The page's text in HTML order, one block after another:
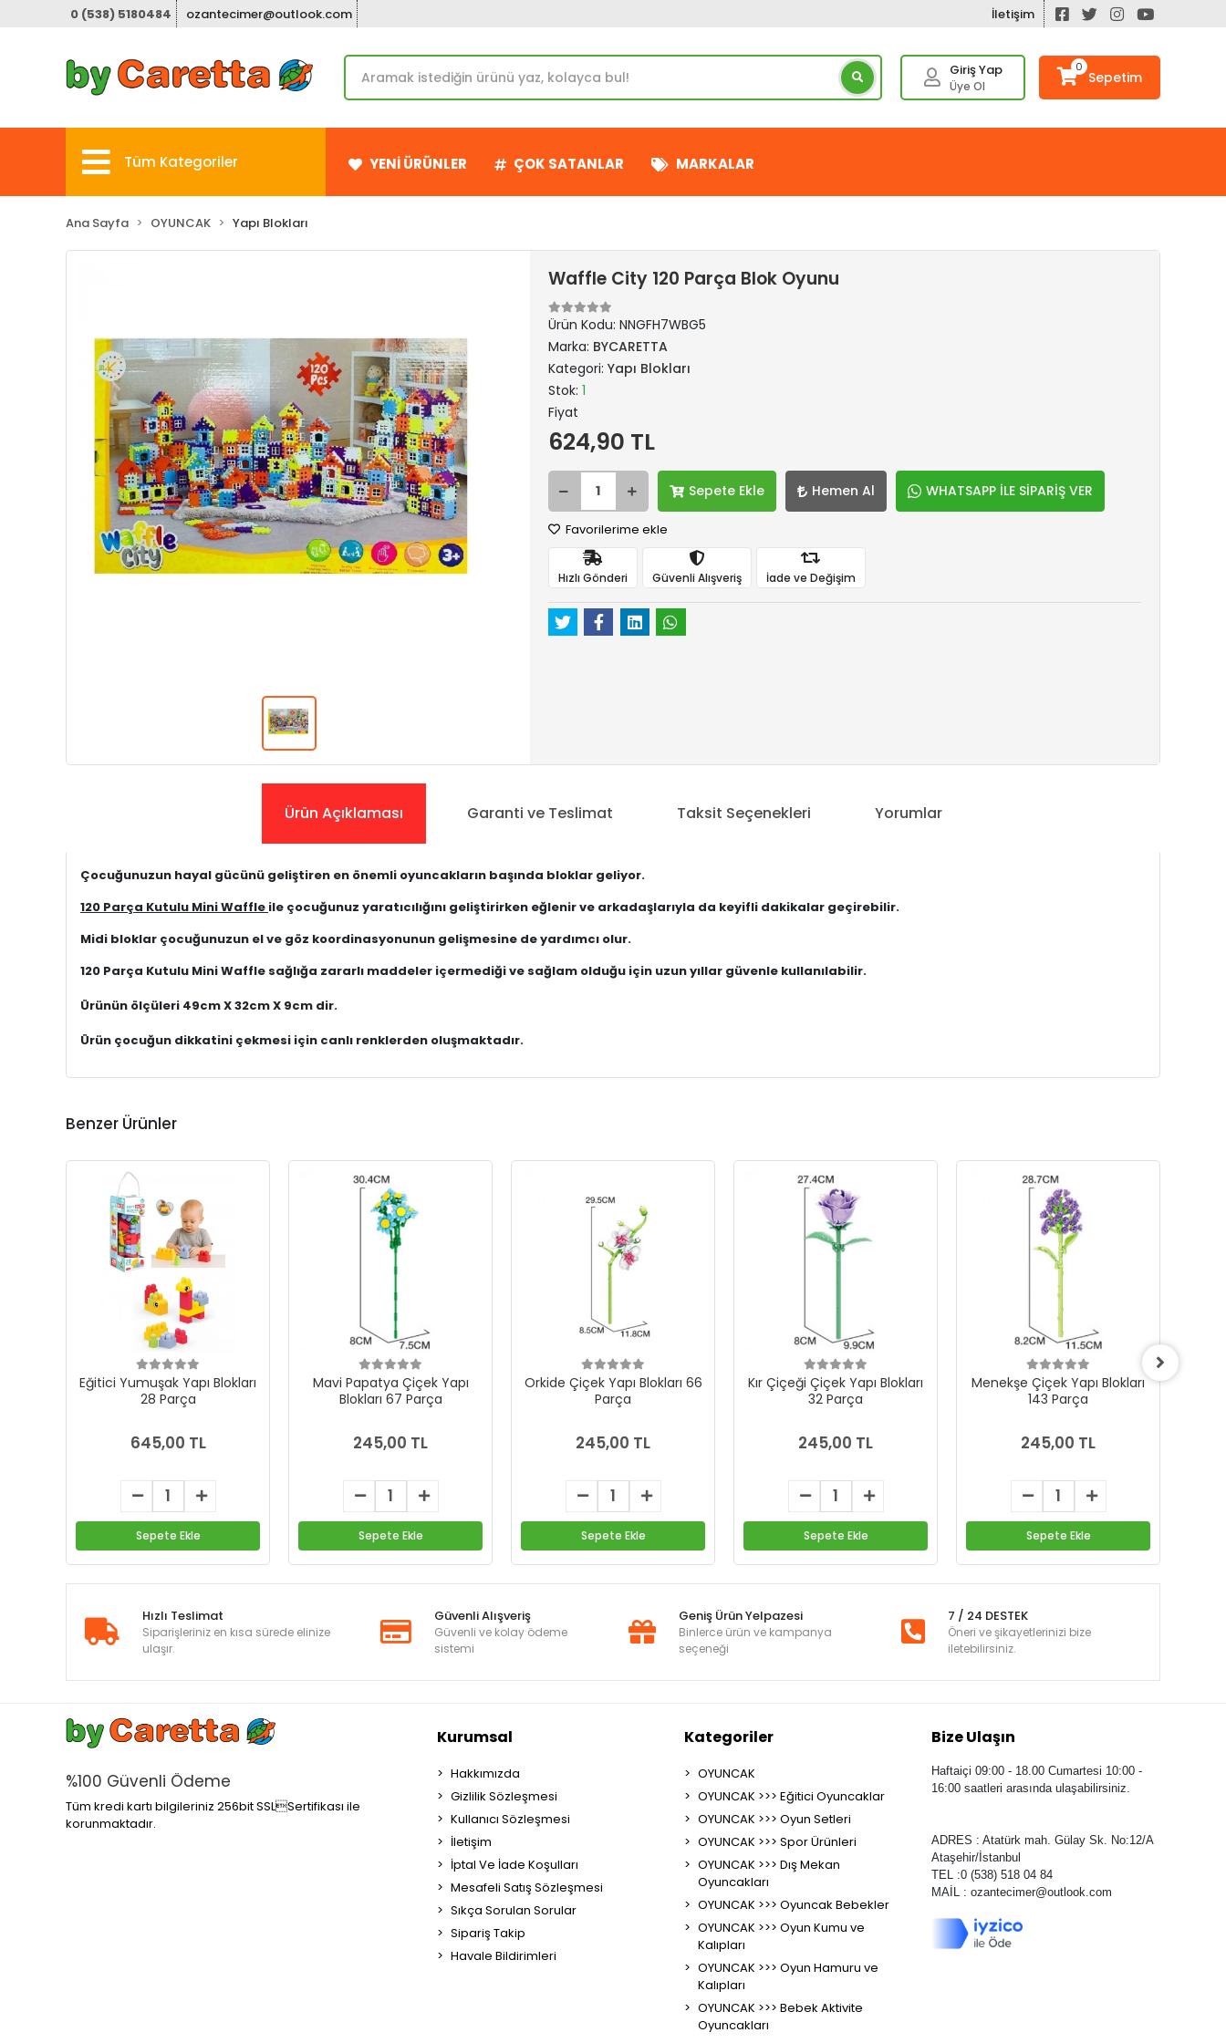
0 (538) 5180484 ozantecimer@outlook.com İletişim
Giriş Yap
Üye Ol
0
Sepetim
Tüm Kategoriler YENİ ÜRÜNLER ÇOK SATANLAR MARKALAR
Ana Sayfa OYUNCAK Yapı Blokları
Waffle City 120 Parça Blok Oyunu
Ürün Kodu: NNGFH7WBG5
Marka: BYCARETTA
Kategori: Yapı Blokları
Stok: 1
Fiyat
624,90 TL
Sepete Ekle Hemen Al WHATSAPP İLE SİPARİŞ VER
Favorilerime ekle
Hızlı Gönderi Güvenli Alışveriş İade ve Değişim
Ürün Açıklaması Garanti ve Teslimat Taksit Seçenekleri Yorumlar
Çocuğunuzun hayal gücünü geliştiren en önemli oyuncakların başında bloklar geliyor.
120 Parça Kutulu Mini Waffle ile çocuğunuz yaratıcılığını geliştirirken eğlenir ve arkadaşlarıyla da keyifli dakikalar geçirebilir.
Midi bloklar çocuğunuzun el ve göz koordinasyonunun gelişmesine de yardımcı olur.
120 Parça Kutulu Mini Waffle sağlığa zararlı maddeler içermediği ve sağlam olduğu için uzun yıllar güvenle kullanılabilir.
Ürünün ölçüleri 49cm X 32cm X 9cm dir.
Ürün çocuğun dikkatini çekmesi için canlı renklerden oluşmaktadır.
Benzer Ürünler
Eğitici Yumuşak Yapı Blokları
28 Parça
645,00 TL
Sepete Ekle
Mavi Papatya Çiçek Yapı
Blokları 67 Parça
245,00 TL
Sepete Ekle
Orkide Çiçek Yapı Blokları 66
Parça
245,00 TL
Sepete Ekle
Kır Çiçeği Çiçek Yapı Blokları
32 Parça
245,00 TL
Sepete Ekle
Menekşe Çiçek Yapı Blokları
143 Parça
245,00 TL
Sepete Ekle
Hızlı Teslimat
Siparişleriniz en kısa sürede elinize
ulaşır.
Güvenli Alışveriş
Güvenli ve kolay ödeme
sistemi
Geniş Ürün Yelpazesi
Binlerce ürün ve kampanya
seçeneği
7 / 24 DESTEK
Öneri ve şikayetlerinizi bize
iletebilirsiniz.
%100 Güvenli Ödeme
Tüm kredi kartı bilgileriniz 256bit SSLSertifikası ile
korunmaktadır.
Kurumsal
Hakkımızda
Gizlilik Sözleşmesi
Kullanıcı Sözleşmesi
İletişim
İptal Ve İade Koşulları
Mesafeli Satış Sözleşmesi
Sıkça Sorulan Sorular
Sipariş Takip
Havale Bildirimleri
Kategoriler
OYUNCAK
OYUNCAK >>> Eğitici Oyuncaklar
OYUNCAK >>> Oyun Setleri
OYUNCAK >>> Spor Ürünleri
OYUNCAK >>> Dış Mekan
Oyuncakları
OYUNCAK >>> Oyuncak Bebekler
OYUNCAK >>> Oyun Kumu ve
Kalıpları
OYUNCAK >>> Oyun Hamuru ve
Kalıpları
OYUNCAK >>> Bebek Aktivite
Oyuncakları
Bize Ulaşın
Haftaiçi 09:00 - 18.00 Cumartesi 10:00 -
16:00 saatleri arasında ulaşabilirsiniz.
ADRES : Atatürk mah. Gülay Sk. No:12/A
Ataşehir/İstanbul
TEL :0 (538) 518 04 84
MAİL : ozantecimer@outlook.com